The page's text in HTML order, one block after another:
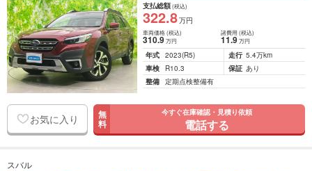
支払総額(税込)
322.8万円
車両価格(税込)
310.9万円
諸費用 (税込)
11.9 万円
年式 2023(R5) 走行 5.4万km
車検
R10.3 保証 あり
整備 定期点検整備有
お気に入り 無
料
今すぐ在庫確認・見積り依頼
電話する
スバル